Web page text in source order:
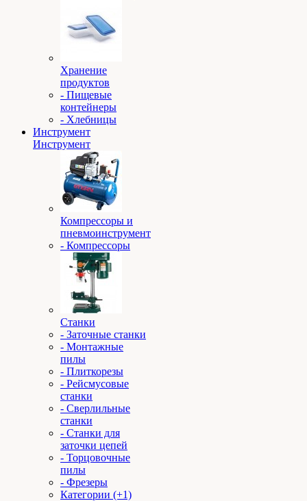
Хранение
продуктов
- Пищевые
контейнеры
- Хлебницы
Инструмент
Инструмент
Компрессоры и
пневмоинструмент
- Компрессоры
Станки
- Заточные станки
- Монтажные
пилы
- Плиткорезы
- Рейсмусовые
станки
- Сверлильные
станки
- Станки для
заточки цепей
- Торцовочные
пилы
- Фрезеры
Категории (+1)